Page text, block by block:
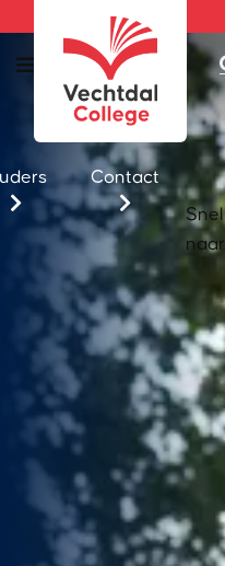
Contact
Snel
naar